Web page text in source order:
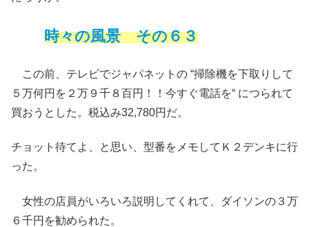
時々の風景 その６３
この前、テレビでジャパネットの “掃除機を下取りして
５万何円を２万９千８百円！！今すぐ電話を“ につられて
買おうとした。税込み32,780円だ。
チョット待てよ、と思い、型番をメモしてＫ２デンキに行
った。
女性の店員がいろいろ説明してくれて、ダイソンの３万
６千円を勧められた。